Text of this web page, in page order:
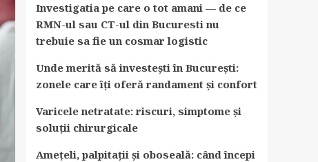
Investigatia pe care o tot amani — de ce
RMN-ul sau CT-ul din Bucuresti nu
trebuie sa fie un cosmar logistic
Unde merită să investești în București:
zonele care îți oferă randament și confort
Varicele netratate: riscuri, simptome și
soluții chirurgicale
Amețeli, palpitații și oboseală: când începi